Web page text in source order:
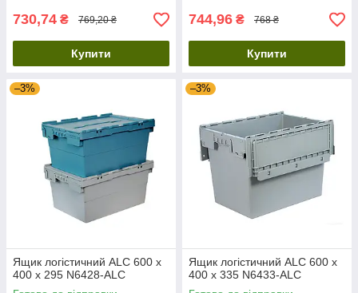
730,74 ₴ 769,20 ₴
Купити
744,96 ₴ 768 ₴
Купити
–3%
Ящик логістичний ALC 600 х
400 х 295 N6428-ALC
–3%
Ящик логістичний ALC 600 х
400 х 335 N6433-ALC